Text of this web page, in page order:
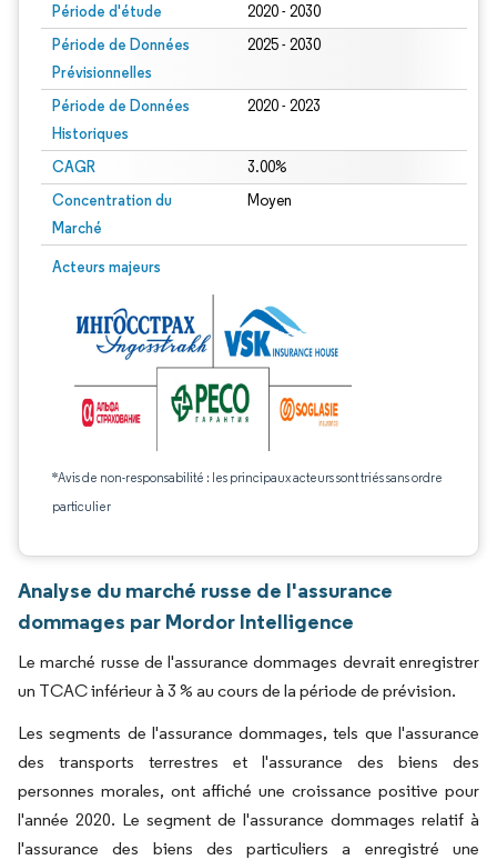
Période d'étude 2020 - 2030
Période de Données
Prévisionnelles
2025 - 2030
Période de Données
Historiques
2020 - 2023
CAGR 3.00%
Concentration du
Marché
Moyen
Acteurs majeurs
*Avis de non-responsabilité : les principaux acteurs sont triés sans ordre
particulier
Analyse du marché russe de l'assurance
dommages par Mordor Intelligence
Le marché russe de l'assurance dommages devrait enregistrer
un TCAC inférieur à 3 % au cours de la période de prévision.
Les segments de l'assurance dommages, tels que l'assurance
des transports terrestres et l'assurance des biens des
personnes morales, ont affiché une croissance positive pour
l'année 2020. Le segment de l'assurance dommages relatif à
l'assurance des biens des particuliers a enregistré une